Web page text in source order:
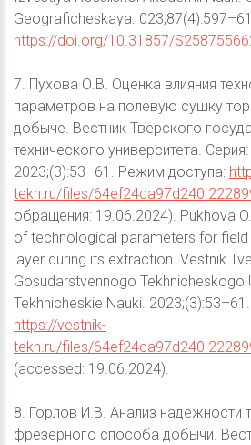
Geograficheskaya.
https://doi.org/10.31857/
7. Пухова О.В. Оценка влияния
параметров на полевую сушку
добыче. Вестник Тверского
технического университета. Серия:
2023;(3):53–61. Режим доступа:
tekh.ru/files/
обращения: 19.06.2024). Pukhova
of technological parameters for
layer during its extraction. Vestnik
Gosudarstvennogo Tekhnicheskogo
Tekhnicheskie Nauki.
https://vestnik-
tekh.ru/files/
(accessed: 19.06.2024).
8. Горлов И.В. Анализ надежности
фрезерного способа добычи.